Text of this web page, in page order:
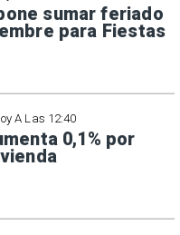
sumar feriado
para Fiestas
A Las 12:40
0,1% por